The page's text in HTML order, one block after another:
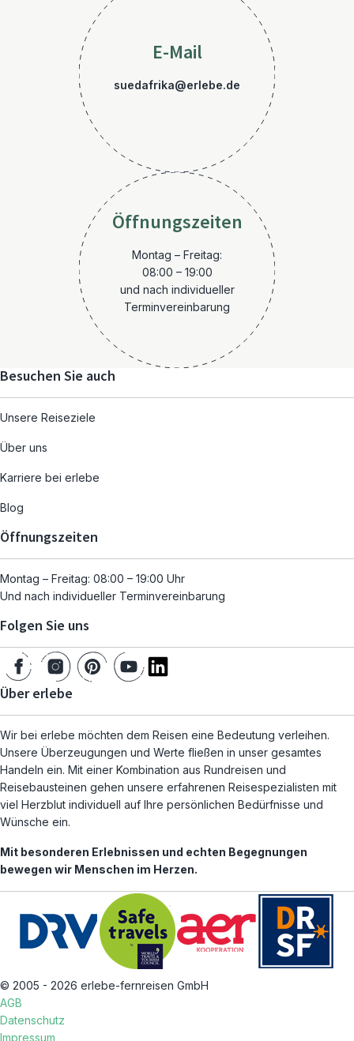
E-Mail
suedafrika@erlebe.de
Öffnungszeiten
Montag – Freitag:
08:00 – 19:00
und nach individueller
Terminvereinbarung
Besuchen Sie auch
Unsere Reiseziele
Über uns
Karriere bei erlebe
Blog
Öffnungszeiten
Montag – Freitag: 08:00 – 19:00 Uhr
Und nach individueller Terminvereinbarung
Folgen Sie uns
Über erlebe
Wir bei erlebe möchten dem Reisen eine Bedeutung verleihen.
Unsere Überzeugungen und Werte fließen in unser gesamtes
Handeln ein. Mit einer Kombination aus Rundreisen und
Reisebausteinen gehen unsere erfahrenen Reisespezialisten mit
viel Herzblut individuell auf Ihre persönlichen Bedürfnisse und
Wünsche ein.
Mit besonderen Erlebnissen und echten Begegnungen
bewegen wir Menschen im Herzen.
© 2005 - 2026 erlebe-fernreisen GmbH
AGB
Datenschutz
Impressum